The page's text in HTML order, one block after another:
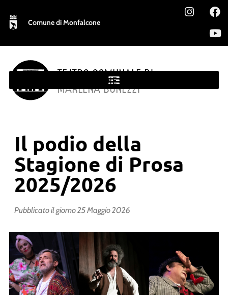
Comune di Monfalcone
TEATRO COMUNALE DI
MONFALCONE
MARLENA BONEZZI
Il podio della
Stagione di Prosa
2025/2026
Pubblicato il giorno25 Maggio 2026